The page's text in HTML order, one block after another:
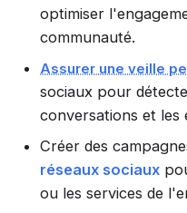
optimiser
communauté.
Assurer une veille
sociaux pour
conversations et les
Créer des
réseaux sociaux
ou les services de